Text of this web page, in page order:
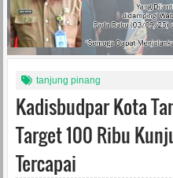
tanjung pinang
Kadisbudpar Kota
Target 100 Ribu
Tercapai